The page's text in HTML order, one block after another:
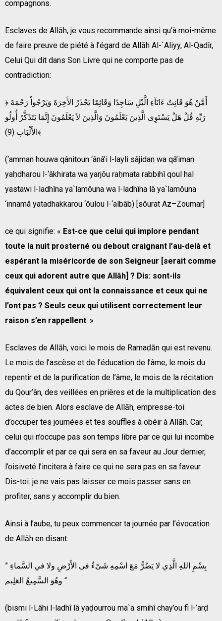
compagnons.
Esclaves de Allāh, je vous recommande ainsi qu’à moi-même
de faire preuve de piété à l’égard de Allāh Al-`Aliyy, Al-Qadîr,
Celui Qui dit dans Son Livre qui ne comporte pas de
contradiction:
﴿ أَمَّنْ هُوَ قَانِتٌ ءَانَآءِ الَّيْلِ سَاجِدًا وَقَائِمًا يَحْذَرُ الأَخِرَةَ وَيَرْجُواْ رَحْمَةَ
رَبِّهِ قُلْ هَلْ يَسْتَوِى الَّذِينَ يَعْلَمُونَ وَالَّذِينَ لاَ يَعْلَمُونَ إِنَّمَا يَتَذَكَّرُ أُولُو
الأَلْبَابِ (9)﴾
(‘amman houwa qânitoun ‘ânâ’i l-layli sâjidan wa qâ’iman
yaḥdharou l-‘âkhirata wa yarjôu raḥmata rabbihî qoul hal
yastawi l-ladhîna ya`lamôuna wa l-ladhîna lâ ya`lamôuna
‘innamâ yatadhakkarou ‘ôulou l-‘albâb) [sôurat Az–Zoumar]
ce qui signifie: « Est-ce que celui qui implore pendant
toute la nuit prosterné ou debout craignant l’au-delà et
espérant la miséricorde de son Seigneur [serait comme
ceux qui adorent autre que Allāh] ? Dis: sont-ils
équivalent ceux qui ont la connaissance et ceux qui ne
l’ont pas ? Seuls ceux qui utilisent correctement leur
raison s’en rappellent. »
Esclaves de Allāh, voici le mois de Ramaḍān qui est revenu.
Le mois de l’ascèse et de l’éducation de l’âme, le mois du
repentir et de la purification de l’âme, le mois de la récitation
du Qour’ân, des veillées en prières et de la multiplication des
actes de bien. Alors esclave de Allāh, empresse-toi
d’occuper tes journées et tes souffles à obéir à Allāh. Car,
celui qui n’occupe pas son temps libre par ce qui lui incombe
d’accomplir et par ce qui sera en sa faveur au Jour dernier,
l’oisiveté l’incitera à faire ce qui ne sera pas en sa faveur.
Dis-toi: je ne vais pas laisser ce mois passer sans en
profiter, sans y accomplir du bien.
Ainsi à l’aube, tu peux commencer ta journée par l’évocation
de Allāh en disant:
” بِسْمِ اللهِ الَّذِي لا يَضُرُّ مَعَ اسْمِهِ شَىْءٌ في الأَرْضِ ولا في السَّماءِ
وهُوَ السَّمِيعُ العَلِيم “
(bismi l-Lâhi l-ladhî lâ yaḍourrou ma`a smihî chay’ou fi l-’arḍ